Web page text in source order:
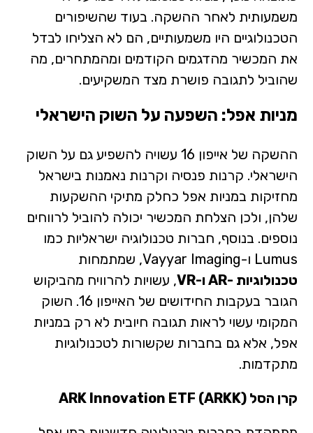
משמעותית לאחר ההשקה. בעוד שהשיפורים
הטכנולוגיים היו משמעותיים, הם לא הצליחו לבדל
את המכשיר מהדגמים הקודמים ומהמתחרים, מה
שהוביל לתגובה פושרת מצד המשקיעים.
מניות אפל: השפעה על השוק הישראלי
ההשקה של אייפון 16 עשויה להשפיע גם על השוק
הישראלי. קרנות פנסיה וקרנות נאמנות בישראל
מחזיקות במניות אפל כחלק מתיקי ההשקעות
שלהן, ולכן הצלחת המכשיר יכולה להוביל לרווחים
נוספים. בנוסף, חברות טכנולוגיה ישראליות כמו
Lumus ו-Vayyar Imaging, שמתמחות
טכנולוגיות -AR ו-VR
, עשויות להרוויח מהביקוש
הגובר בעקבות החידושים של האייפון 16. השוק
המקומי עשוי לראות תגובה חיובית לא רק במניות
אפל, אלא גם בחברות שקשורות לטכנולוגיות
מתקדמות.
קרן הסל ARK Innovation ETF (ARKK)